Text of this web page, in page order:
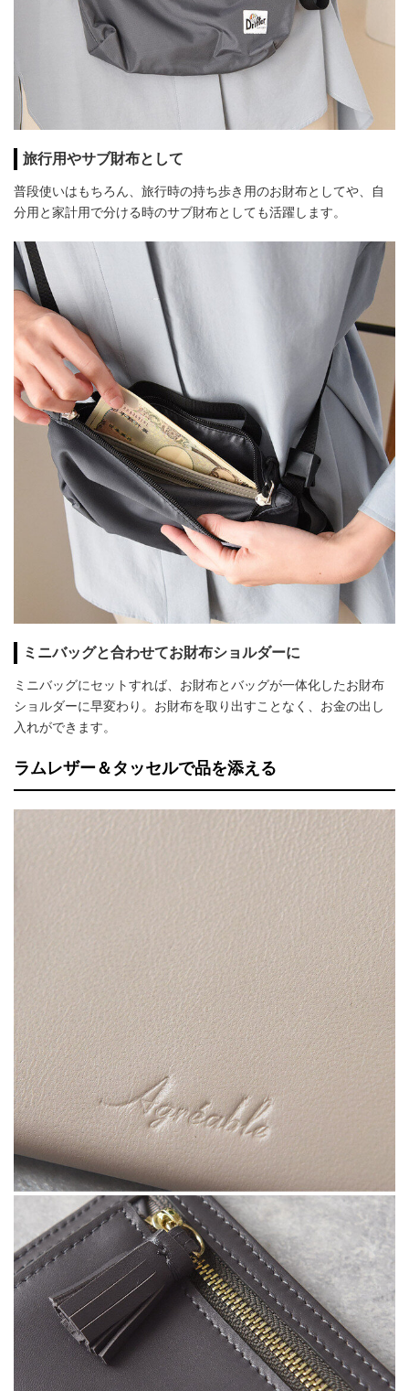
旅行用やサブ財布として
普段使いはもちろん、旅行時の持ち歩き用のお財布としてや、自
分用と家計用で分ける時のサブ財布としても活躍します。
ミニバッグと合わせてお財布ショルダーに
ミニバッグにセットすれば、お財布とバッグが一体化したお財布
ショルダーに早変わり。お財布を取り出すことなく、お金の出し
入れができます。
ラムレザー＆タッセルで品を添える